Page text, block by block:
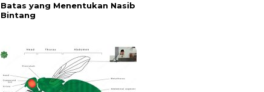
Batas yang Menentukan Nasib
Bintang